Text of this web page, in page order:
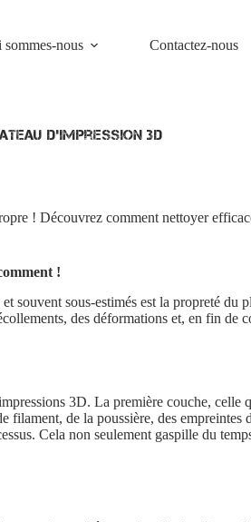
sommes-nous Contactez-nous
d’impression 3D
! Découvrez comment nettoyer
!
sous-estimés est la propreté du
des déformations et, en fin de
3D. La première couche, celle
de la poussière, des empreintes
Cela non seulement gaspille du